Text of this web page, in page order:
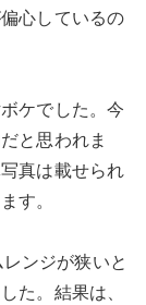
心しているの
ケでした。今
と思われま
真は載せられ
す。
ンジが狭いと
た。結果は、